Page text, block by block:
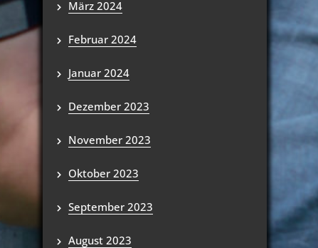
März 2024
Februar 2024
Januar 2024
Dezember 2023
November 2023
Oktober 2023
September 2023
August 2023